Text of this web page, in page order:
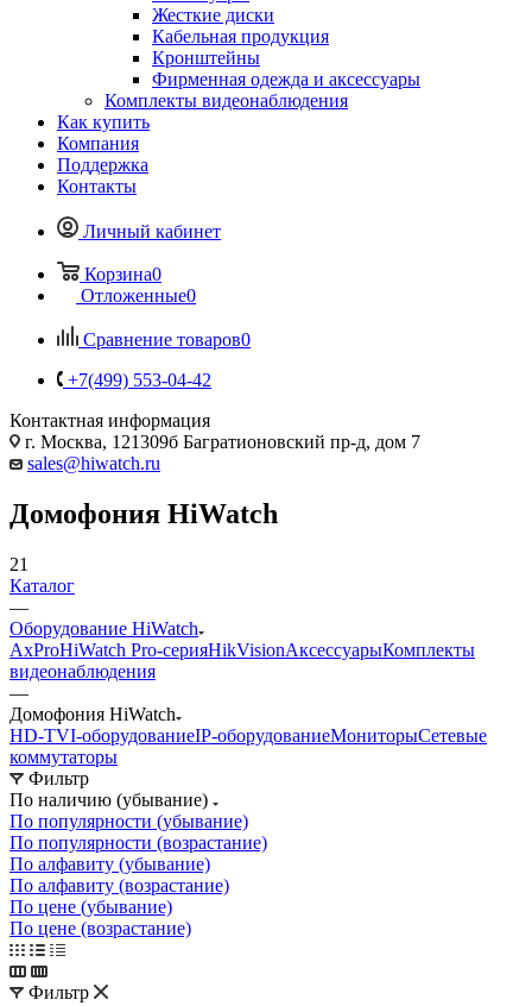
Жесткие диски
Кабельная продукция
Кронштейны
Фирменная одежда и аксессуары
Комплекты видеонаблюдения
Как купить
Компания
Поддержка
Контакты
Личный кабинет
Корзина0
Отложенные0
Сравнение товаров0
+7(499) 553-04-42
Контактная информация
г. Москва, 121309б Багратионовский пр-д, дом 7
sales@hiwatch.ru
Домофония HiWatch
21
Каталог
—
Оборудование HiWatch
AxProHiWatch Pro-серияHikVisionАксессуарыКомплекты
видеонаблюдения
—
Домофония HiWatch
HD-TVI-оборудованиеIP-оборудованиеМониторыСетевые
коммутаторы
Фильтр
По наличию (убывание)
По популярности (убывание)
По популярности (возрастание)
По алфавиту (убывание)
По алфавиту (возрастание)
По цене (убывание)
По цене (возрастание)
Фильтр